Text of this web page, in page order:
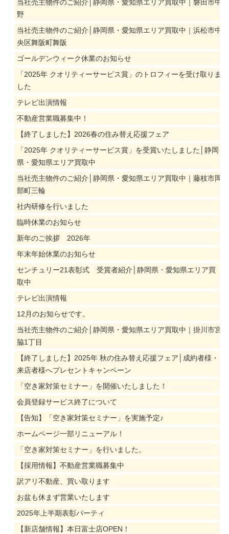
当社売主物件のご紹介│静岡県・愛知県エリア買取中｜磐田市中
野
当社売主物件のご紹介│静岡県・愛知県エリア買取中｜浜松市中
央区舞阪町舞阪
ゴールデンウィーク休業のお知らせ
「2025年 クオリティーサービス賞」のトロフィーを受け取りま
した
テレビ出演情報
不動産営業職募集中！
【終了しました】2026春の住み替え応援フェア
「2025年 クオリティーサービス賞」を受賞いたしました│静岡
県・愛知県エリア買取中
当社売主物件のご紹介│静岡県・愛知県エリア買取中｜藤枝市岡
部町三輪
社内研修を行いました
臨時休業のお知らせ
新年のご挨拶 2026年
年末年始休業のお知らせ
センチュリー21表彰式 受賞者紹介│静岡県・愛知県エリア買
取中
テレビ出演情報
12月のお知らせです。
当社売主物件のご紹介│静岡県・愛知県エリア買取中｜掛川市宮
脇1丁目
【終了しました】2025年 秋の住み替え応援フェア│成約者様・
来店者様へプレセントキャンペーン
「空き家対策セミナー」を開催いたしました！
会員登録サービス終了について
【告知】「空き家対策セミナー」を実施予定♪
ホームページ一部リニューアル！
「空き家対策セミナー」を行いました。
【採用情報】不動産営業職募集中
訳アリ不動産、買い取ります
お盆も休まず営業いたします
2025年上半期表彰パーティ
【新店舗情報】本日富士店OPEN！